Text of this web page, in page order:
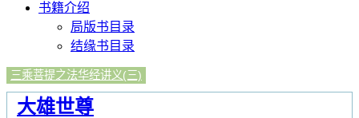
书籍介绍
局版书目录
结缘书目录
三乘菩提之法华经讲义(三)
大雄世尊